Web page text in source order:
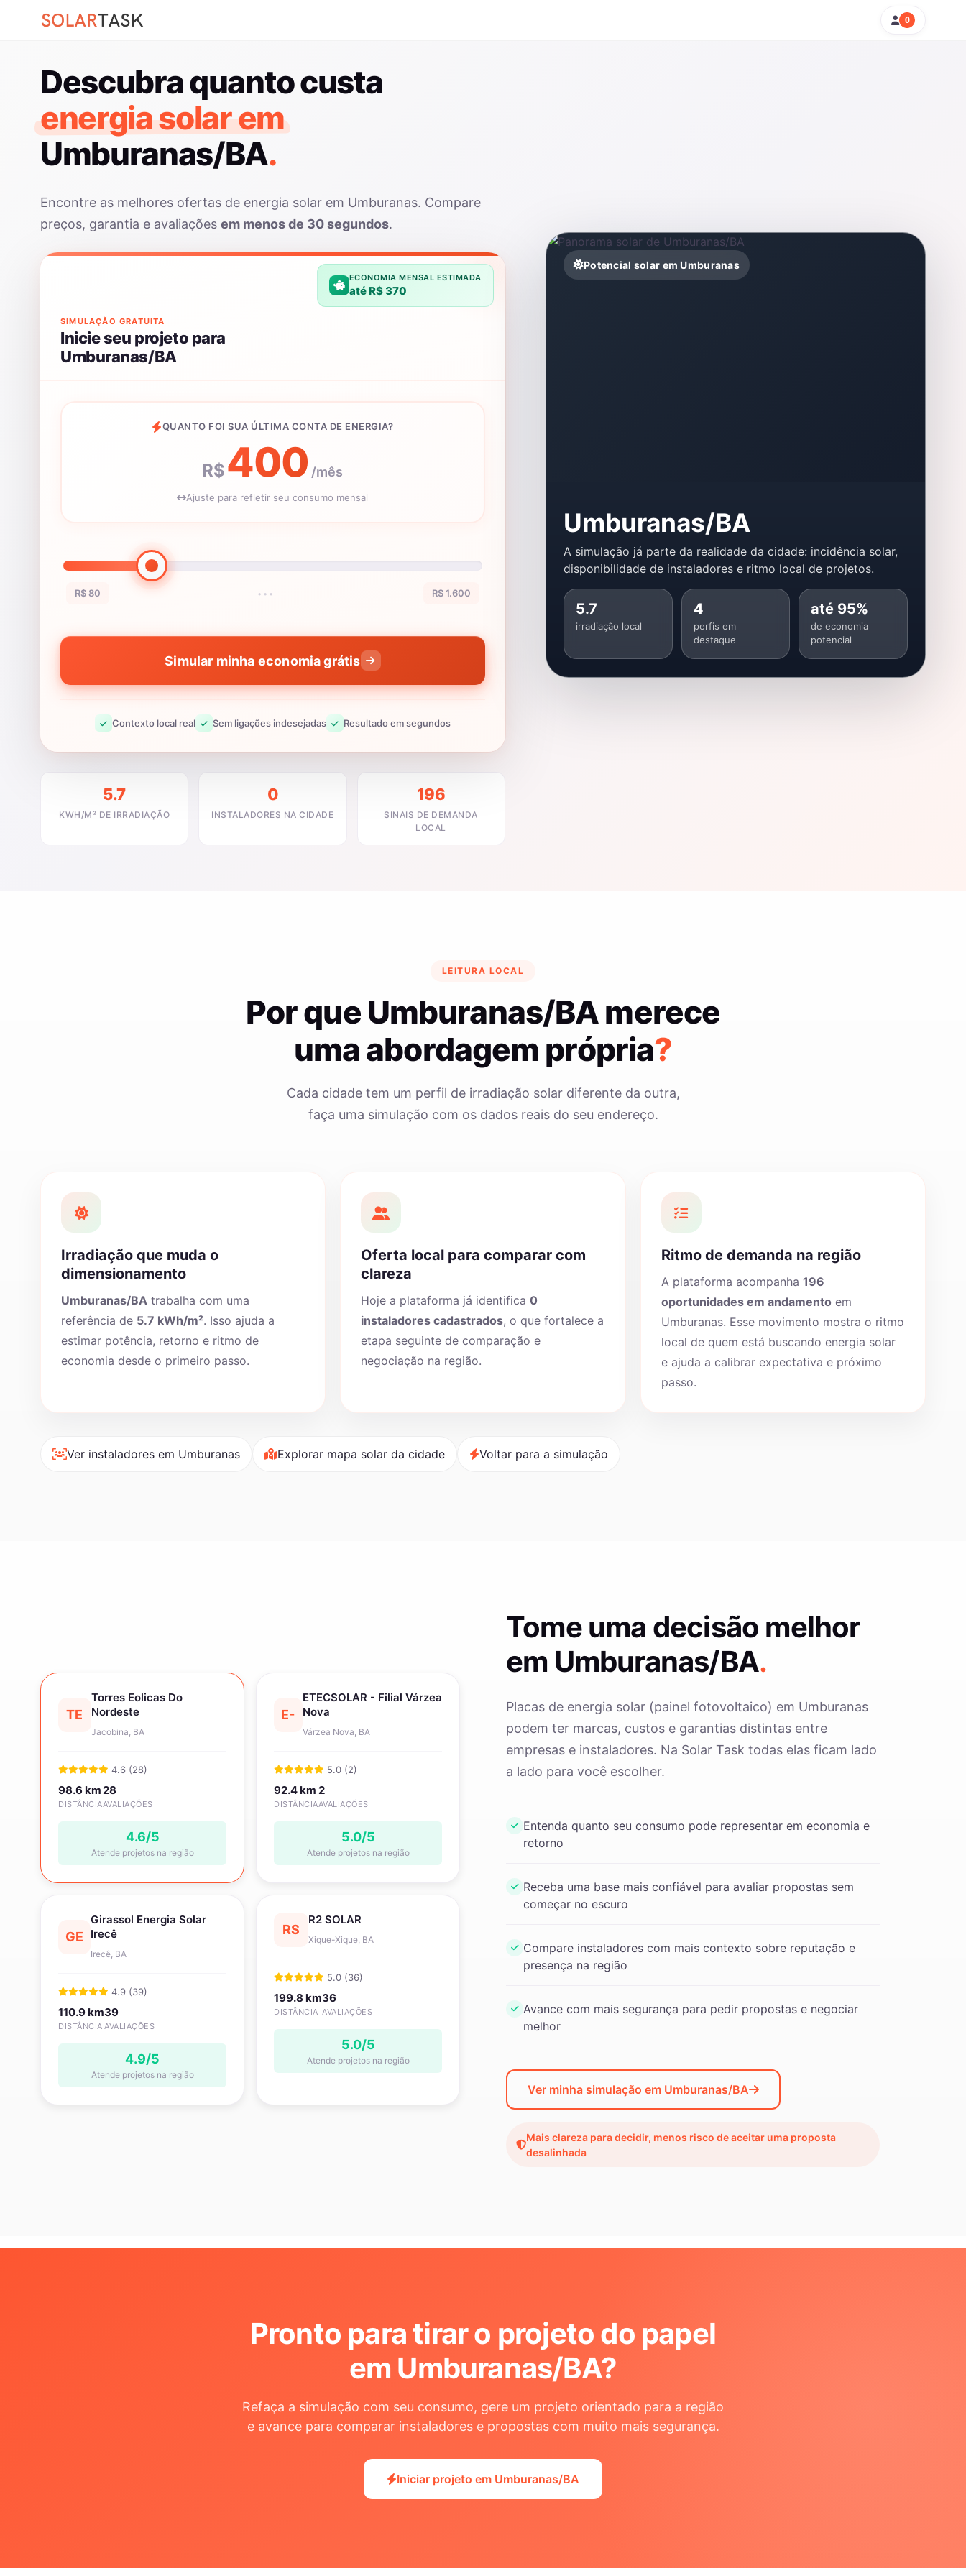
0
Descubra quanto custa
energia solar em
Umburanas/BA.
Encontre as melhores ofertas de energia solar em Umburanas. Compare
preços, garantia e avaliações em menos de 30 segundos.
ECONOMIA MENSAL ESTIMADA
até R$ 370
SIMULAÇÃO GRATUITA
Inicie seu projeto para
Umburanas/BA
QUANTO FOI SUA ÚLTIMA CONTA DE ENERGIA?
R$400 /mês
Ajuste para refletir seu consumo mensal
R$ 80 ••• R$ 1.600
Simular minha economia grátis
Contexto local real Sem ligações indesejadas Resultado em segundos
5.7
KWH/M² DE IRRADIAÇÃO
0
INSTALADORES NA CIDADE
196
SINAIS DE DEMANDA
LOCAL
Potencial solar em Umburanas
Umburanas/BA
A simulação já parte da realidade da cidade: incidência solar,
disponibilidade de instaladores e ritmo local de projetos.
5.7
irradiação local
4
perfis em
destaque
até 95%
de economia
potencial
LEITURA LOCAL
Por que Umburanas/BA merece
uma abordagem própria?
Cada cidade tem um perfil de irradiação solar diferente da outra,
faça uma simulação com os dados reais do seu endereço.
Irradiação que muda o
dimensionamento
Umburanas/BA trabalha com uma
referência de 5.7 kWh/m². Isso ajuda a
estimar potência, retorno e ritmo de
economia desde o primeiro passo.
Oferta local para comparar com
clareza
Hoje a plataforma já identifica0
instaladores cadastrados, o que fortalece a
etapa seguinte de comparação e
negociação na região.
Ritmo de demanda na região
A plataforma acompanha 196
oportunidades em andamento em
Umburanas. Esse movimento mostra o ritmo
local de quem está buscando energia solar
e ajuda a calibrar expectativa e próximo
passo.
Ver instaladores em Umburanas Explorar mapa solar da cidade Voltar para a simulação
TE
Torres Eolicas Do
Nordeste
Jacobina, BA
4.6 (28)
98.6 km
DISTÂNCIA
28
AVALIAÇÕES
4.6/5
Atende projetos na região
E-
ETECSOLAR - Filial Várzea
Nova
Várzea Nova, BA
5.0 (2)
92.4 km
DISTÂNCIA
2
AVALIAÇÕES
5.0/5
Atende projetos na região
GE
Girassol Energia Solar
Irecê
Irecê, BA
4.9 (39)
110.9 km
DISTÂNCIA
39
AVALIAÇÕES
4.9/5
Atende projetos na região
RS
R2 SOLAR
Xique-Xique, BA
5.0 (36)
199.8 km
DISTÂNCIA
36
AVALIAÇÕES
5.0/5
Atende projetos na região
Tome uma decisão melhor
em Umburanas/BA.
Placas de energia solar (painel fotovoltaico) em Umburanas
podem ter marcas, custos e garantias distintas entre
empresas e instaladores. Na Solar Task todas elas ficam lado
a lado para você escolher.
Entenda quanto seu consumo pode representar em economia e
retorno
Receba uma base mais confiável para avaliar propostas sem
começar no escuro
Compare instaladores com mais contexto sobre reputação e
presença na região
Avance com mais segurança para pedir propostas e negociar
melhor
Ver minha simulação em Umburanas/BA
Mais clareza para decidir, menos risco de aceitar uma proposta
desalinhada
Pronto para tirar o projeto do papel
em Umburanas/BA?
Refaça a simulação com seu consumo, gere um projeto orientado para a região
e avance para comparar instaladores e propostas com muito mais segurança.
Iniciar projeto em Umburanas/BA